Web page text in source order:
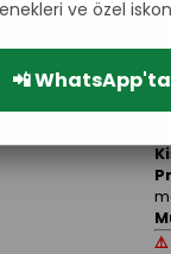
⚠️
ve özel
📲